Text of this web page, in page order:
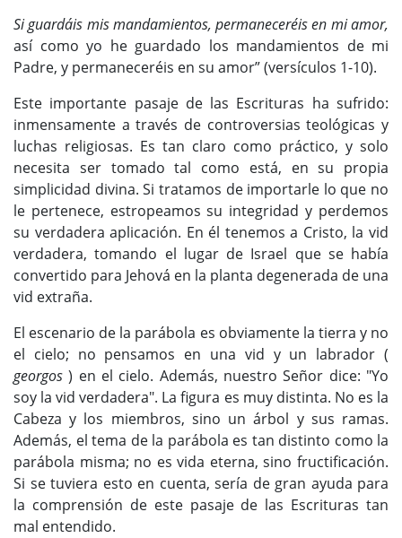
Si guardáis mis mandamientos, permaneceréis en mi amor,
así como yo he guardado los mandamientos de mi
Padre, y permaneceréis en su amor” (versículos 1-10).
Este importante pasaje de las Escrituras ha sufrido:
inmensamente a través de controversias teológicas y
luchas religiosas. Es tan claro como práctico, y solo
necesita ser tomado tal como está, en su propia
simplicidad divina. Si tratamos de importarle lo que no
le pertenece, estropeamos su integridad y perdemos
su verdadera aplicación. En él tenemos a Cristo, la vid
verdadera, tomando el lugar de Israel que se había
convertido para Jehová en la planta degenerada de una
vid extraña.
El escenario de la parábola es obviamente la tierra y no
el cielo; no pensamos en una vid y un labrador (
georgos ) en el cielo. Además, nuestro Señor dice: "Yo
soy la vid verdadera". La figura es muy distinta. No es la
Cabeza y los miembros, sino un árbol y sus ramas.
Además, el tema de la parábola es tan distinto como la
parábola misma; no es vida eterna, sino fructificación.
Si se tuviera esto en cuenta, sería de gran ayuda para
la comprensión de este pasaje de las Escrituras tan
mal entendido.